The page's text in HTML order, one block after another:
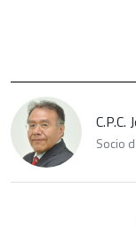
Socio